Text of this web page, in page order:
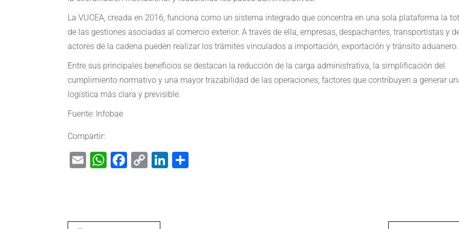
La VUCEA, creada en 2016, funciona como un sistema integrado que concentra en una sola plataforma la
de las gestiones asociadas al comercio exterior. A través de ella, empresas, despachantes, transportistas y
actores de la cadena pueden realizar los trámites vinculados a importación, exportación y tránsito aduanero.
Entre sus principales beneficios se destacan la reducción de la carga administrativa, la simplificación del
cumplimiento normativo y una mayor trazabilidad de las operaciones, factores que contribuyen a generar
logística más clara y previsible.
Fuente: Infobae
Compartir:
EmailWhatsApp
Facebook
CopyLinkedIn